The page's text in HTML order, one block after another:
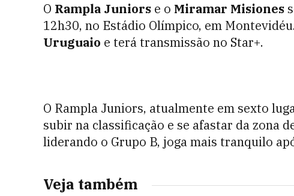
O Rampla Juniors e o Miramar Misiones
12h30, no Estádio Olímpico, em
Uruguaio e terá transmissão no Star+.
O Rampla Juniors, atualmente em sexto
subir na classificação e se afastar da zona
liderando o Grupo B, joga mais tranquilo
Veja também